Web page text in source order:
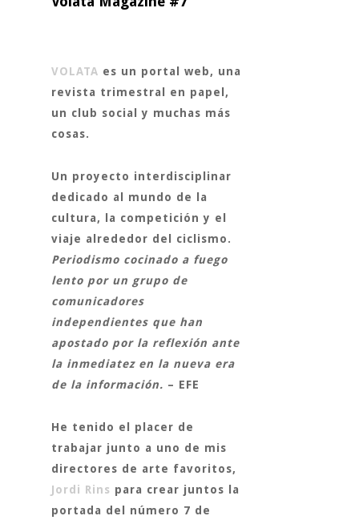
VOLATA es un portal web, una
revista trimestral en papel,
un club social y muchas más
cosas.
Un proyecto interdisciplinar
dedicado al mundo de la
cultura, la competición y el
viaje alrededor del ciclismo.
Periodismo cocinado a fuego
lento por un grupo de
comunicadores
independientes que han
apostado por la reflexión ante
la inmediatez en la nueva era
de la información. – EFE
He tenido el placer de
trabajar junto a uno de mis
directores de arte favoritos,
Jordi Rins para crear juntos la
portada del número 7 de